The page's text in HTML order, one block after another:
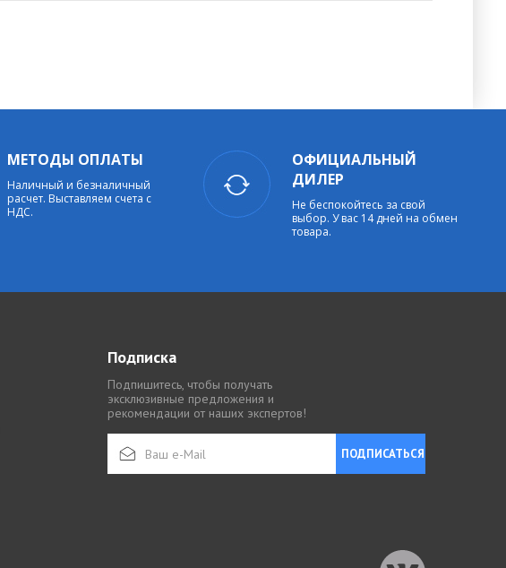
МЕТОДЫ ОПЛАТЫ
Наличный и безналичный
расчет. Выставляем счета с
НДС.
ОФИЦИАЛЬНЫЙ
ДИЛЕР
Не беспокойтесь за свой
выбор. У вас 14 дней на обмен
товара.
Подписка
Подпишитесь, чтобы получать
эксклюзивные предложения и
рекомендации от наших экспертов!
ПОДПИСАТЬСЯ